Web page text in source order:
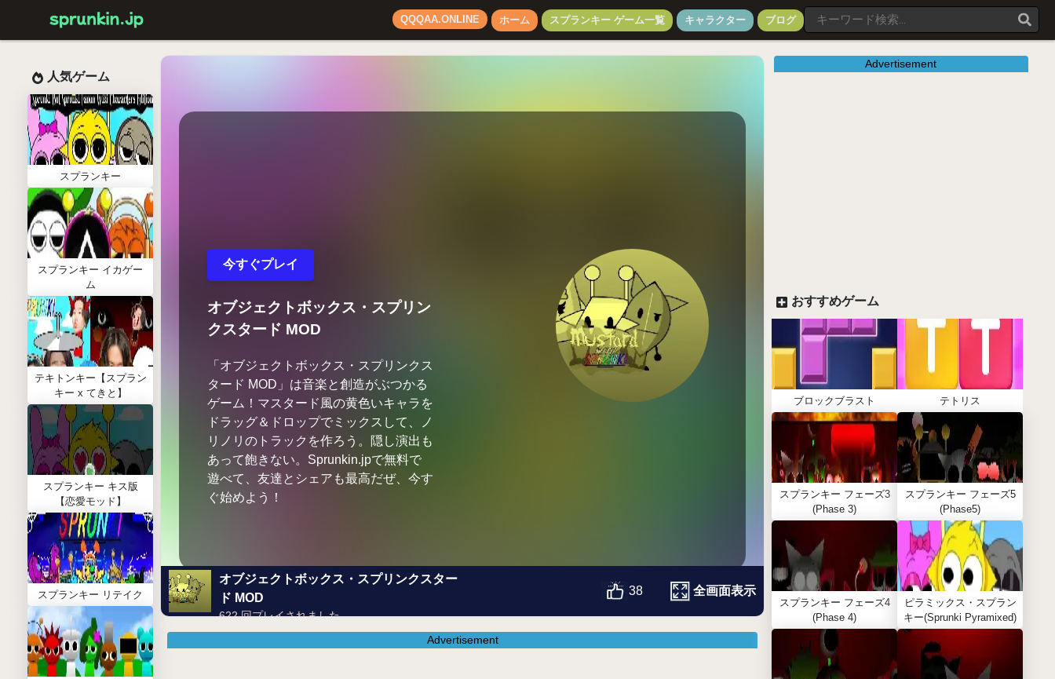
QQQAA.ONLINE ホーム スプランキー ゲーム一覧 キャラクター ブログ
人気ゲーム
スプランキー
スプランキー イカゲー
ム
テキトンキー【スプラン
キー x てきと】
スプランキー キス版
【恋愛モッド】
スプランキー リテイク
今すぐプレイ
オブジェクトボックス・スプリン
クスタード MOD
「オブジェクトボックス・スプリンクス
タード MOD」は音楽と創造がぶつかる
ゲーム！マスタード風の黄色いキャラを
ドラッグ＆ドロップでミックスして、ノ
リノリのトラックを作ろう。隠し演出も
あって飽きない。Sprunkin.jpで無料で
遊べて、友達とシェアも最高だぜ、今す
ぐ始めよう！
オブジェクトボックス・スプリンクスター
ド MOD
622 回プレイされました
38 全画面表示
Advertisement
Advertisement
おすすめゲーム
ブロックブラスト テトリス
スプランキー フェーズ3
(Phase 3)
スプランキー フェーズ5
(Phase5)
スプランキー フェーズ4
(Phase 4)
ピラミックス・スプラン
キー(Sprunki Pyramixed)